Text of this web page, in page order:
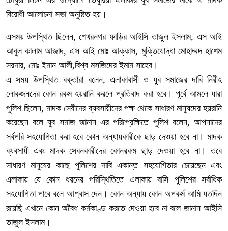
বিরোধী আলোচনা সভা অনুষ্ঠিত হয়।
এসময় উপস্থিত ছিলেন, শেখরনগর ফাড়ির আইসি তাজুল ইসলাম, এস আই
আবুল কালাম আজাদ, এস আই মোঃ আক্কাস, মুক্তিযোদ্ধা মোহাম্মদ হাশেম
সরদার, মোঃ ইমান আলী,বিশ্ব মসজিদের ইমাম সাহেব।
এ সময় উপস্থিত বক্তারা বলেন, এলাকাবাসী ও যুব সমাজের দাবি নিরীহ
লোকজনদের কোন রকম হয়রানি করলে প্রতিবাদ করা হবে। পূর্বে আমলে যারা
পুলিশ ছিলেন, মাদক সেবীদের ব্যবসায়ীদের পক্ষ থেকে সাধারণ মানুষদের হয়রানি
করেছেন বলে যুব সমাজ জানান এর পরিপ্রেক্ষিতে পুলিশ বলেন, আপনাদের
সর্বপরি সহযোগিতা করা হবে কোন অন্যায়কারীকে ছাড় দেওয়া হবে না। মাদক
ব্যবসায়ী এবং মাদক সেবনকারীদের কোনরকম ছাড় দেওয়া হবে না। তবে
সাধারণ মানুষের কাছে পুলিশের দাবি একান্ত সহযোগিতার চেয়েছেন এবং
এলাকায় যে কোন ধরনের পরিস্থিতিতে এলাকায় বাসি পুলিশের সর্বাধিক
সহযোগিতা পাবে বলে আশ্বাস দেন। কোন অন্যায় কোন অপকর্ম আমি যতদিন
রয়েছি এখানে কোন অবৈধ কর্মকাণ্ড করতে দেওয়া হবে না বলে জানান আইসি
তাজুল ইসলাম।